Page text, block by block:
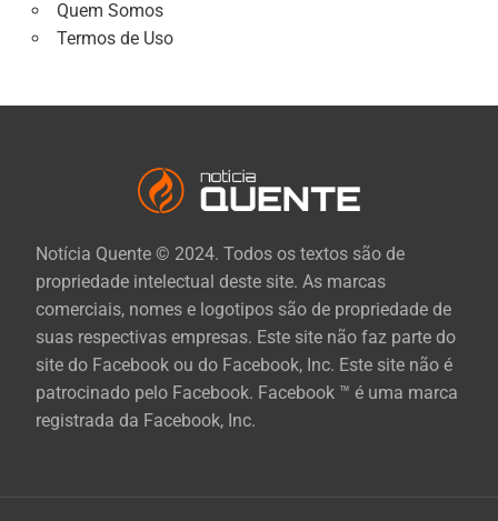
Quem Somos
Termos de Uso
Notícia Quente © 2024. Todos os textos são de
propriedade intelectual deste site. As marcas
comerciais, nomes e logotipos são de propriedade de
suas respectivas empresas. Este site não faz parte do
site do Facebook ou do Facebook, Inc. Este site não é
patrocinado pelo Facebook. Facebook ™ é uma marca
registrada da Facebook, Inc.